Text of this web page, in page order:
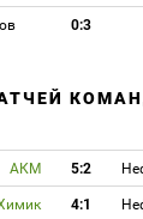
0:3
АКМ 5:2
4:1